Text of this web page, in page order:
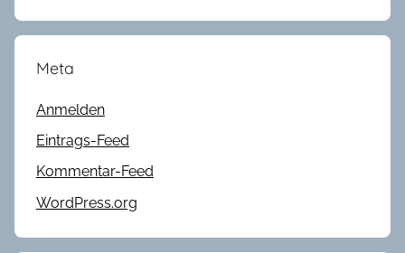
0
Suchen
Meta
Anmelden
Eintrags-Feed
Kommentar-Feed
WordPress.org